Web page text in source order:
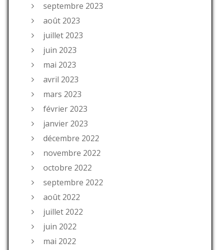
septembre 2023
août 2023
juillet 2023
juin 2023
mai 2023
avril 2023
mars 2023
février 2023
janvier 2023
décembre 2022
novembre 2022
octobre 2022
septembre 2022
août 2022
juillet 2022
juin 2022
mai 2022